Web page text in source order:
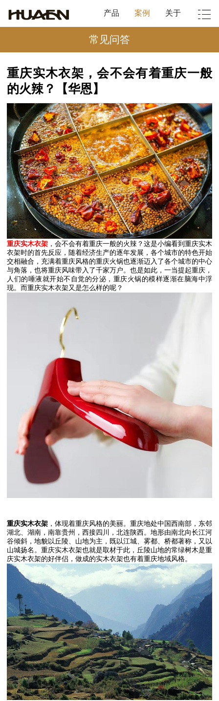
产品 案例 关于
常见问答
重庆实木衣架，会不会有着重庆一般
的火辣？【华恩】
重庆实木衣架 ，会不会有着重庆一般的火辣？这是小编看到重庆实木
衣架时的首先反应，随着经济生产的逐年发展，各个城市的特色开始
交相融合，充满着重庆风格的重庆火锅也逐渐迈入了各个城市的中心
与角落，也将重庆风味带入了千家万户。也是如此，一当提起重庆，
人们的唾液就开始不自觉的分泌，重庆火锅的模样逐渐在脑海中浮
现。而重庆实木衣架又是怎么样的呢？
重庆实木衣架 ，体现着重庆风格的美丽。重庆地处中国西南部，东邻
湖北、湖南，南靠贵州，西接四川，北连陕西。地形由南北向长江河
谷倾斜，地貌以丘陵、山地为主，既以江城、雾都、桥都著称，又以
山城扬名。重庆实木衣架也就是取材于此，丘陵山地的常绿树木是重
庆实木衣架的好伴侣，做成的实木衣架也有着重庆地域风格。